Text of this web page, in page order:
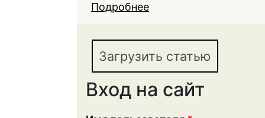
Подробнее
Загрузить статью
Вход на сайт